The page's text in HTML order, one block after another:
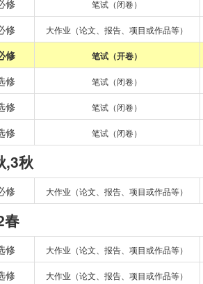
修 笔试（闭卷）
修 大作业（论文、报告、项目或作品等）
修 笔试（开卷）
修 笔试（闭卷）
修 笔试（闭卷）
修 笔试（闭卷）
,3秋
修 大作业（论文、报告、项目或作品等）
春
修 大作业（论文、报告、项目或作品等）
修 大作业（论文、报告、项目或作品等）